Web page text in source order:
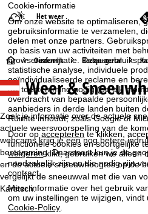
Cookie-informatie
Om onze website te optimaliseren,
gebruiksinformatie te verzamelen,
delen met onze partners.
op basis van uw activiteiten met
browserinformatie. Deze
statistische analyse, individuele
geïndividualiseerde reclame en
uw toestemming nodig (op elk
overdracht van bepaalde
aanbieders in derde landen buiten
Ruimte inhoudt, zoals Google of
Door opaccepterente klikken,
functionele cookies en soortgelijke
weigerenklikt, gebruiken we alleen
noodzakelijk zijn en die nodig zijn
contract.
Meer informatie over het gebruik
om uw instellingen te wijzigen,
Cookie-Policy
Het weer
S
t
a
r
t
p
a
Oostenrijk Hochpustertal
Weer &
Zoek je informatie over de actuele
actuele weersvoorspelling van de
webcams krijg je een nog betere
bestemming. Daarnaast kun je de
en de actuele sneeuwhoogtes op de
vergelijkt de sneeuwval met die van
Kartitsch.